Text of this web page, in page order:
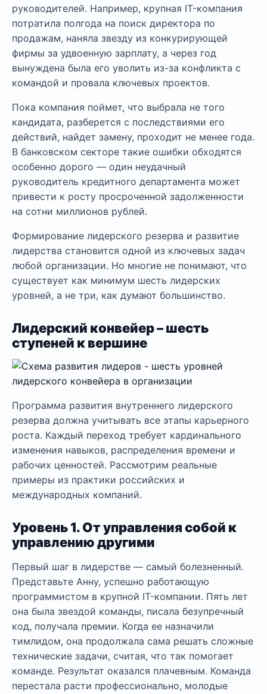
руководителей. Например, крупная IT-компания
потратила полгода на поиск директора по
продажам, наняла звезду из конкурирующей
фирмы за удвоенную зарплату, а через год
вынуждена была его уволить из-за конфликта с
командой и провала ключевых проектов.
Пока компания поймет, что выбрала не того
кандидата, разберется с последствиями его
действий, найдет замену, проходит не менее года.
В банковском секторе такие ошибки обходятся
особенно дорого — один неудачный
руководитель кредитного департамента может
привести к росту просроченной задолженности
на сотни миллионов рублей.
Формирование лидерского резерва и развитие
лидерства становится одной из ключевых задач
любой организации. Но многие не понимают, что
существует как минимум шесть лидерских
уровней, а не три, как думают большинство.
Лидерский конвейер – шесть
ступеней к вершине
Программа развития внутреннего лидерского
резерва должна учитывать все этапы карьерного
роста. Каждый переход требует кардинального
изменения навыков, распределения времени и
рабочих ценностей. Рассмотрим реальные
примеры из практики российских и
международных компаний.
Уровень 1. От управления собой к
управлению другими
Первый шаг в лидерстве — самый болезненный.
Представьте Анну, успешно работающую
программистом в крупной IT-компании. Пять лет
она была звездой команды, писала безупречный
код, получала премии. Когда ее назначили
тимлидом, она продолжала сама решать сложные
технические задачи, считая, что так помогает
команде. Результат оказался плачевным. Команда
перестала расти профессионально, молодые